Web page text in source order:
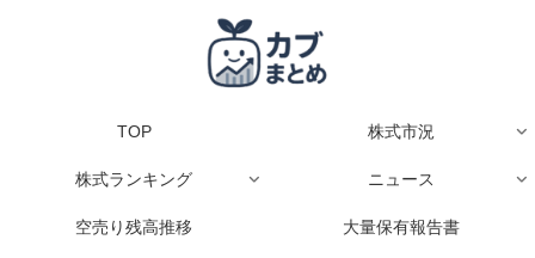
TOP 株式市況
株式ランキング ニュース
空売り残高推移 大量保有報告書